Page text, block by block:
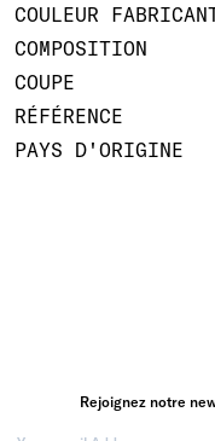
COULEUR
COMPOSITION
COUPE
RÉFÉRENCE
PAYS D'ORIGINE
Rejoignez notre